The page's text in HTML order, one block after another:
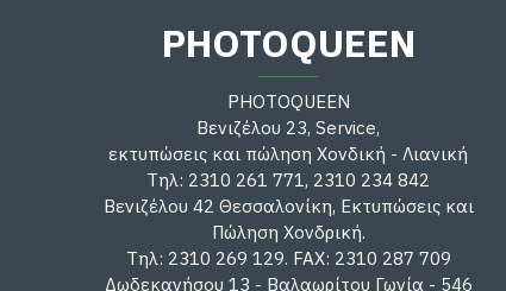
PHOTOQUEEN
PHOTOQUEEN
Βενιζέλου 23, Service,
εκτυπώσεις και πώληση Χονδική - Λιανική
Τηλ: 2310 261 771, 2310 234 842
Βενιζέλου 42 Θεσσαλονίκη, Εκτυπώσεις και
Πώληση Χονδρική.
Τηλ: 2310 269 129. FAX: 2310 287 709
Δωδεκανήσου 13 - Βαλαωρίτου Γωνία - 546